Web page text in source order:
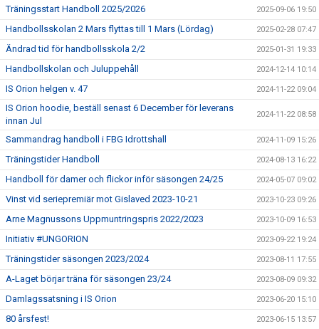
Träningsstart Handboll 2025/2026 2025-09-06 19:50
Handbollsskolan 2 Mars flyttas till 1 Mars (Lördag) 2025-02-28 07:47
Ändrad tid för handbollsskola 2/2 2025-01-31 19:33
Handbollskolan och Juluppehåll 2024-12-14 10:14
IS Orion helgen v. 47 2024-11-22 09:04
IS Orion hoodie, beställ senast 6 December för leverans
innan Jul
2024-11-22 08:58
Sammandrag handboll i FBG Idrottshall 2024-11-09 15:26
Träningstider Handboll 2024-08-13 16:22
Handboll för damer och flickor inför säsongen 24/25 2024-05-07 09:02
Vinst vid seriepremiär mot Gislaved 2023-10-21 2023-10-23 09:26
Arne Magnussons Uppmuntringspris 2022/2023 2023-10-09 16:53
Initiativ #UNGORION 2023-09-22 19:24
Träningstider säsongen 2023/2024 2023-08-11 17:55
A-Laget börjar träna för säsongen 23/24 2023-08-09 09:32
Damlagssatsning i IS Orion 2023-06-20 15:10
80 årsfest! 2023-06-15 13:57